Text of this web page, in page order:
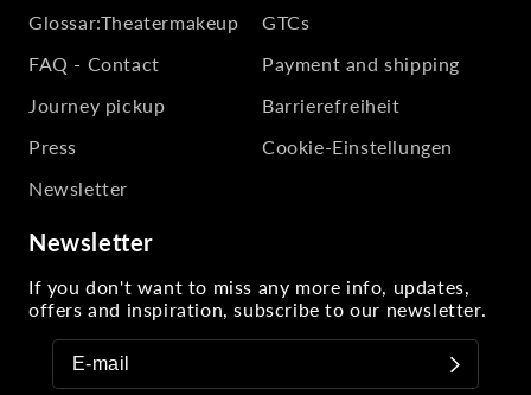
Glossar:Theatermakeup
FAQ - Contact
Journey pickup
Press
Newsletter
GTCs
Payment and shipping
Barrierefreiheit
Cookie-Einstellungen
Newsletter
If you don't want to miss any more info, updates,
offers and inspiration, subscribe to our newsletter.